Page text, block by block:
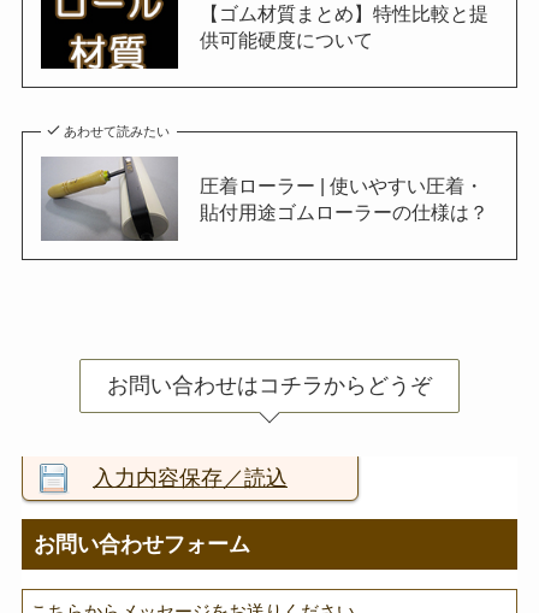
【ゴム材質まとめ】特性比較と提
供可能硬度について
あわせて読みたい
圧着ローラー | 使いやすい圧着・
貼付用途ゴムローラーの仕様は？
お問い合わせはコチラからどうぞ